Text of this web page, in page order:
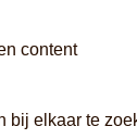
content
elkaar te